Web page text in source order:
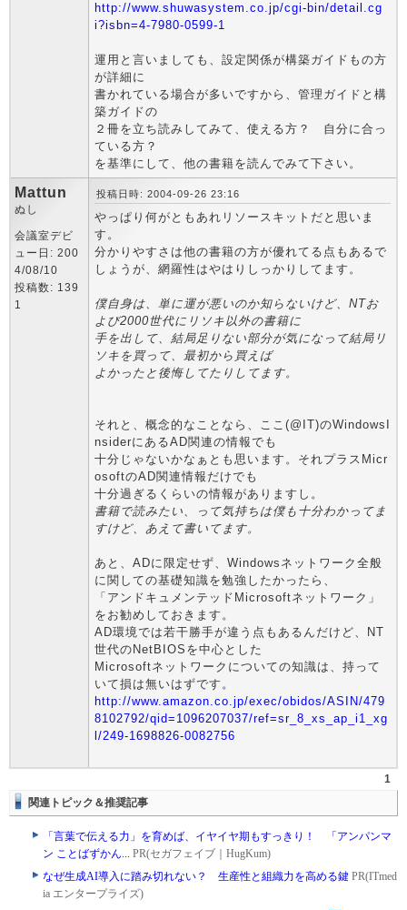
http://www.shuwasystem.co.jp/cgi-bin/detail.cg
i?isbn=4-7980-0599-1
運用と言いましても、設定関係が構築ガイドもの方
が詳細に
書かれている場合が多いですから、管理ガイドと構
築ガイドの
２冊を立ち読みしてみて、使える方？ 自分に合っ
ている方？
を基準にして、他の書籍を読んでみて下さい。
Mattun
ぬし
会議室デビ
ュー日: 200
4/08/10
投稿数: 139
1
投稿日時: 2004-09-26 23:16
やっぱり何がともあれリソースキットだと思いま
す。
分かりやすさは他の書籍の方が優れてる点もあるで
しょうが、網羅性はやはりしっかりしてます。
僕自身は、単に運が悪いのか知らないけど、NTお
よび2000世代にリソキ以外の書籍に
手を出して、結局足りない部分が気になって結局リ
ソキを買って、最初から買えば
よかったと後悔してたりしてます。
それと、概念的なことなら、ここ(@IT)のWindowsI
nsiderにあるAD関連の情報でも
十分じゃないかなぁとも思います。それプラスMicr
osoftのAD関連情報だけでも
十分過ぎるくらいの情報がありますし。
書籍で読みたい、って気持ちは僕も十分わかってま
すけど、あえて書いてます。
あと、ADに限定せず、Windowsネットワーク全般
に関しての基礎知識を勉強したかったら、
「アンドキュメンテッドMicrosoftネットワーク」
をお勧めしておきます。
AD環境では若干勝手が違う点もあるんだけど、NT
世代のNetBIOSを中心とした
Microsoftネットワークについての知識は、持って
いて損は無いはずです。
http://www.amazon.co.jp/exec/obidos/ASIN/479
8102792/qid=1096207037/ref=sr_8_xs_ap_i1_xg
l/249-1698826-0082756
1
関連トピック＆推奨記事
「言葉で伝える力」を育めば、イヤイヤ期もすっきり！ 「アンパンマ
ン ことばずかん... PR(セガフェイブ｜HugKum)
なぜ生成AI導入に踏み切れない？ 生産性と組織力を高める鍵 PR(ITmed
ia エンタープライズ)